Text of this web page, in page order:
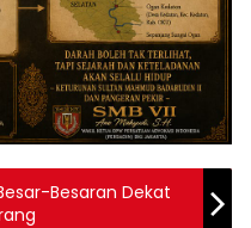
Besaran Dekat